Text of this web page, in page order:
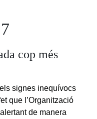
cop més
signes inequívocs
que l’Organització
de manera